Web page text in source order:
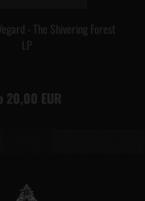
- The Shivering Forest
LP
20,00 EUR